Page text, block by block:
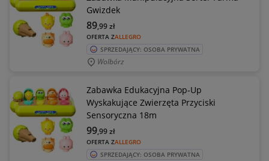
Gwizdek
OFERTA ZALLEGRO
89,99zł
SPRZEDAJĄCY: OSOBA PRYWATNA
Wolbórz
Zabawka Edukacyjna Pop-Up
Wyskakujące Zwierzęta Przyciski
Sensoryczna 18m
OFERTA ZALLEGRO
99,99zł
SPRZEDAJĄCY: OSOBA PRYWATNA